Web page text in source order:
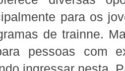
para os
de trainne.
pessoas com